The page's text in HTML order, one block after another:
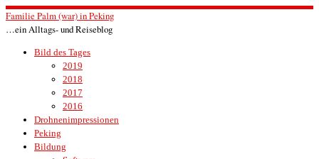
Zum
Inhalt
Familie Palm (war) in Peking
…ein Alltags- und Reiseblog
Bild des Tages
2019
2018
2017
2016
Drohnenimpressionen
Peking
Bildung